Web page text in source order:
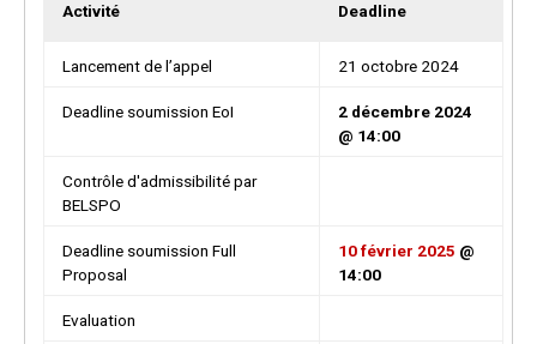
Activité Deadline
Lancement de l’appel 21 octobre 2024
Deadline soumission EoI
2 décembre 2024
@ 14:00
Contrôle d'admissibilité par
BELSPO
Deadline soumission Full
Proposal
10 février 2025 @
14:00
Evaluation